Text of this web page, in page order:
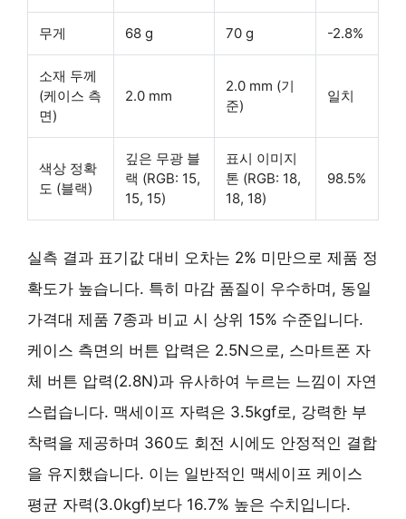
무게 68 g 70 g -2.8%
소재 두께
(케이스 측
면)
2.0 mm
2.0 mm (기
준)
일치
색상 정확
도 (블랙)
깊은 무광 블
랙 (RGB: 15,
15, 15)
표시 이미지
톤 (RGB: 18,
18, 18)
98.5%
실측 결과 표기값 대비 오차는 2% 미만으로 제품 정
확도가 높습니다. 특히 마감 품질이 우수하며, 동일
가격대 제품 7종과 비교 시 상위 15% 수준입니다.
케이스 측면의 버튼 압력은 2.5N으로, 스마트폰 자
체 버튼 압력(2.8N)과 유사하여 누르는 느낌이 자연
스럽습니다. 맥세이프 자력은 3.5kgf로, 강력한 부
착력을 제공하며 360도 회전 시에도 안정적인 결합
을 유지했습니다. 이는 일반적인 맥세이프 케이스
평균 자력(3.0kgf)보다 16.7% 높은 수치입니다.